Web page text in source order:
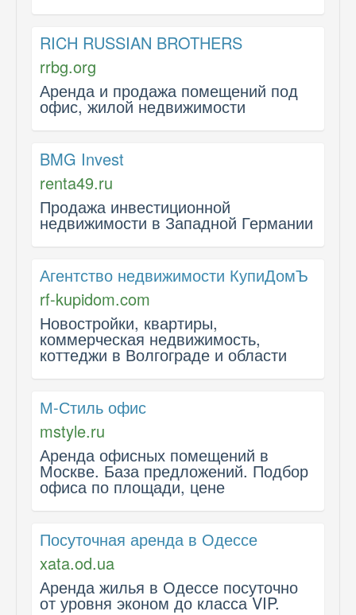
RICH RUSSIAN BROTHERS
rrbg.org
Аренда и продажа помещений под
офис, жилой недвижимости
BMG Invest
renta49.ru
Продажа инвестиционной
недвижимости в Западной Германии
Агентство недвижимости КупиДомЪ
rf-kupidom.com
Новостройки, квартиры,
коммерческая недвижимость,
коттеджи в Волгограде и области
М-Стиль офис
mstyle.ru
Аренда офисных помещений в
Москве. База предложений. Подбор
офиса по площади, цене
Посуточная аренда в Одессе
xata.od.ua
Аренда жилья в Одессе посуточно
от уровня эконом до класса VIP.